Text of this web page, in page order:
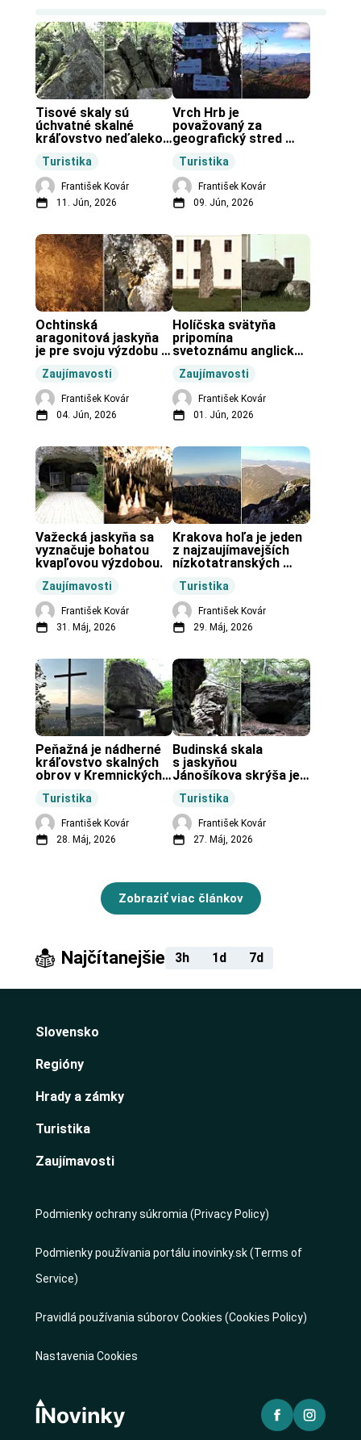
Turistika
Tisové skaly sú
úchvatné skalné
kráľovstvo neďaleko
František Kovár
11. Jún, 2026
Turistika
Vrch Hrb je
považovaný za
geografický stred
František Kovár
09. Jún, 2026
Zaujímavosti
Ochtinská
aragonitová jaskyňa
je pre svoju výzdobu
vo svete.
František Kovár
04. Jún, 2026
Zaujímavosti
Holíčska svätyňa
pripomína
svetoznámu anglickú
František Kovár
01. Jún, 2026
Zaujímavosti
Važecká jaskyňa sa
vyznačuje bohatou
kvapľovou výzdobou.
František Kovár
31. Máj, 2026
Turistika
Krakova hoľa je jeden
z najzaujímavejších
nízkotatranských
František Kovár
29. Máj, 2026
Turistika
Peňažná je nádherné
kráľovstvo skalných
obrov v Kremnických
František Kovár
28. Máj, 2026
Turistika
Budinská skala
s jaskyňou
Jánošíkova skrýša je
obci Budiná.
František Kovár
27. Máj, 2026
Zobraziť viac článkov
Najčítanejšie 3h 1d 7d
Slovensko
Regióny
Hrady a zámky
Turistika
Zaujímavosti
Podmienky ochrany súkromia (Privacy Policy)
Podmienky používania portálu inovinky.sk (Terms of
Service)
Pravidlá používania súborov Cookies (Cookies Policy)
Nastavenia Cookies